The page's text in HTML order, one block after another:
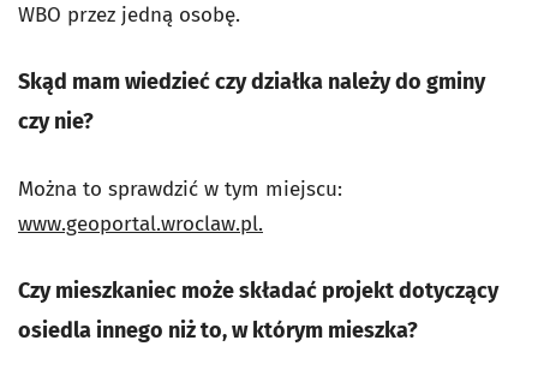
WBO przez jedną osobę.
Skąd mam wiedzieć czy działka należy do gminy
czy nie?
Można to sprawdzić w tym miejscu:
www.geoportal.wroclaw.pl.
Czy mieszkaniec może składać projekt dotyczący
osiedla innego niż to, w którym mieszka?